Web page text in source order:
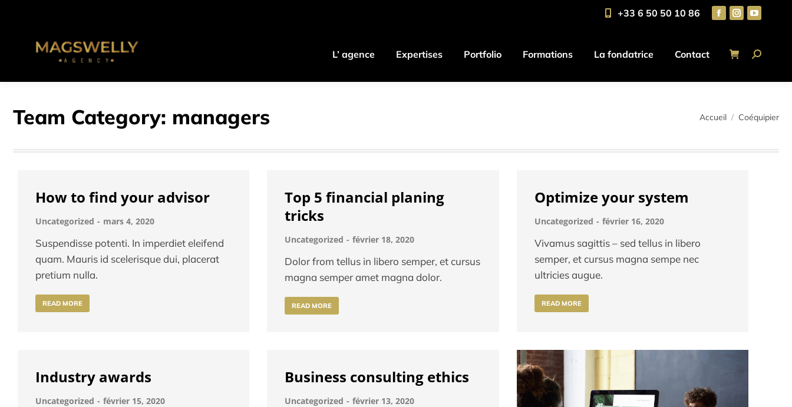
+33 6 50 50 10 86
L’ agence Expertises Portfolio Formations La fondatrice Contact
Team Category: managers Vous êtes ici :
Accueil Coéquipier
How to find your advisor
Uncategorized mars 4, 2020
Suspendisse potenti. In imperdiet eleifend
quam. Mauris id scelerisque dui, placerat
pretium nulla.
READ MORE
Top 5 financial planing
tricks
Uncategorized février 18, 2020
Dolor from tellus in libero semper, et cursus
magna semper amet magna dolor.
READ MORE
Optimize your system
Uncategorized février 16, 2020
Vivamus sagittis – sed tellus in libero
semper, et cursus magna sempe nec
ultricies augue.
READ MORE
Industry awards
Uncategorized février 15, 2020
Business consulting ethics
Uncategorized février 13, 2020